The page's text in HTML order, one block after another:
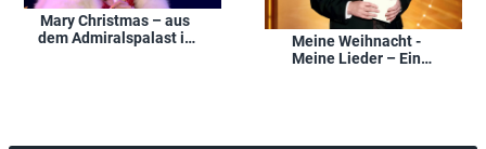
Mary Christmas – aus
dem Admiralspalast in
Meine Weihnacht -
Meine Lieder – Ein